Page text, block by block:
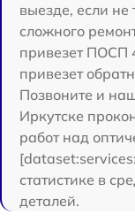
выезде, если не
сложного
привезет ПОСП
привезет
Позвоните и
Иркутске
работ над
статистике в
деталей.